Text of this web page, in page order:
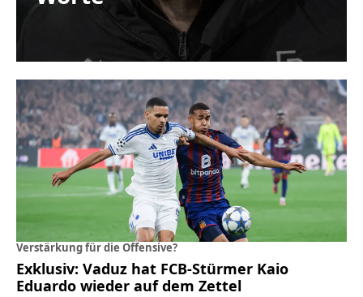
Verstärkung für die Offensive?
Exklusiv: Vaduz hat FCB-Stürmer Kaio
Eduardo wieder auf dem Zettel